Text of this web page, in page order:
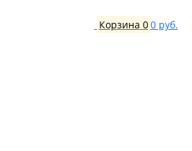
Корзина 00 руб.